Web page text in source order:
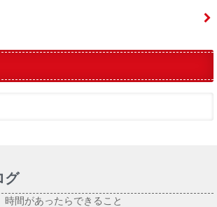
グ
間があったらできること